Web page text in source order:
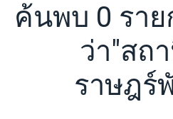
ค้นพบ 0 รา
ว่า"สถ
ราษฎร์